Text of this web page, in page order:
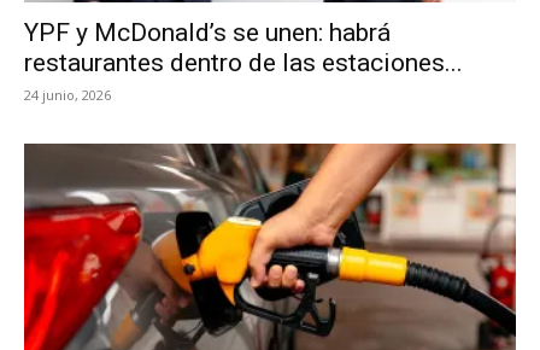
YPF y McDonald’s se unen: habrá
restaurantes dentro de las estaciones...
24 junio, 2026